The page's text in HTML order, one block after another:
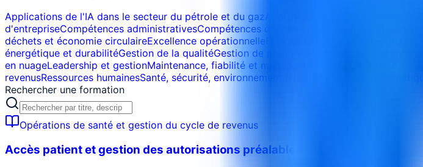
Applications de l'IA dans le secteur du pétrole et du gaz
d'entrepriseCompétences administrativesCompétences douces et développement
déchets et économie circulaireExcellence opérationnelle
énergétique et durabilitéGestion de la qualitéGestion de projet Gestion des services
en nuageLeadership et gestionMaintenance, fiabilité et management de l’ingénierie
revenusRessources humainesSanté, sécurité, environnement (HSE) Sécurité
Rechercher une formation
Opérations de santé et gestion du cycle de revenus
Accès patient et gestion des autorisations préalables